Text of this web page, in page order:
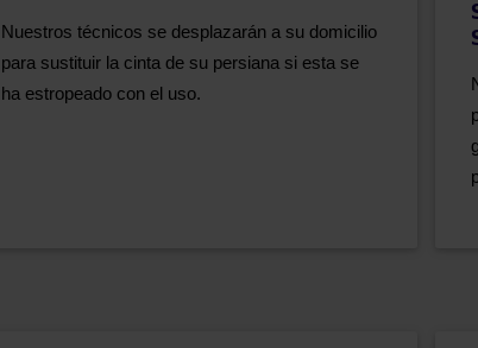
Nuestros técnicos se desplazarán a su domicilio
para sustituir la cinta de su persiana si esta se
ha estropeado con el uso.